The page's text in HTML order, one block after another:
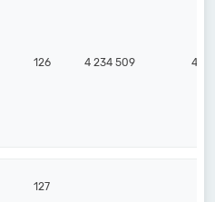
126 4 234 509 4
127